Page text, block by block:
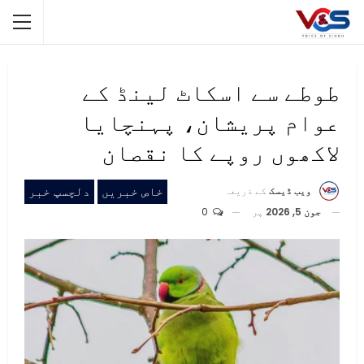
طوطے سے اسکاٹ لینڈ کے
عوام پریشان، پہنچایا
لاکھوں روپے کا نقصان
خاص خبریں دلچسپ خبر ویب ڈیسک کے ذریعہ
جون 5, 2026
پر